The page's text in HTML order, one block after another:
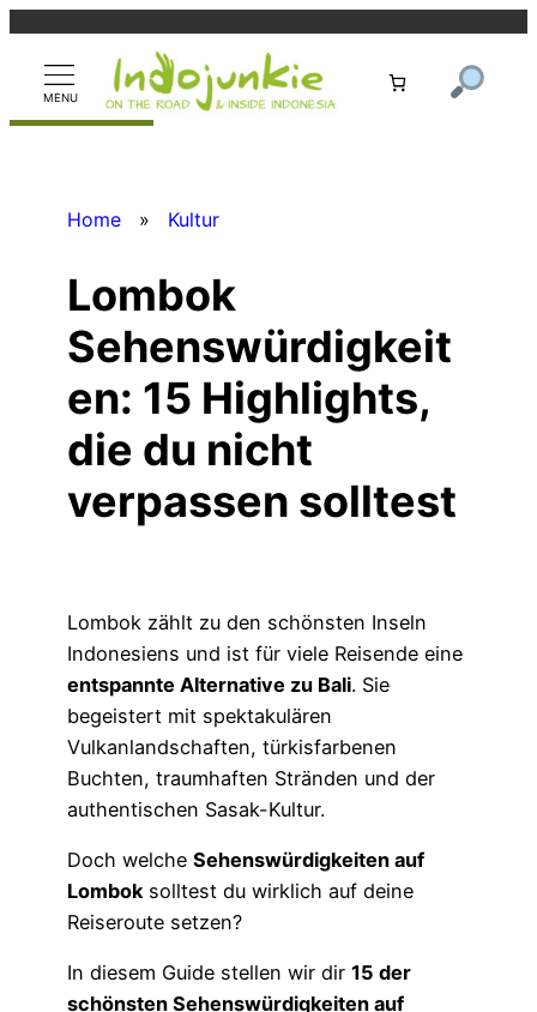
springen
Home » Kultur
Lombok
Sehenswürdigkeit
en: 15 Highlights,
die du nicht
verpassen solltest
Lombok zählt zu den schönsten Inseln
Indonesiens und ist für viele Reisende eine
entspannte Alternative zu Bali. Sie
begeistert mit spektakulären
Vulkanlandschaften, türkisfarbenen
Buchten, traumhaften Stränden und der
authentischen Sasak-Kultur.
Doch welche Sehenswürdigkeiten auf
Lomboksolltest du wirklich auf deine
Reiseroute setzen?
In diesem Guide stellen wir dir 15 der
schönsten Sehenswürdigkeiten auf